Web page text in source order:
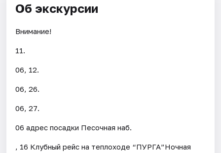
Об экскурсии
Внимание!
11.
06, 12.
06, 26.
06, 27.
06 адрес посадки Песочная наб.
, 16 Клубный рейс на теплоходе “ПУРГА”Ночная